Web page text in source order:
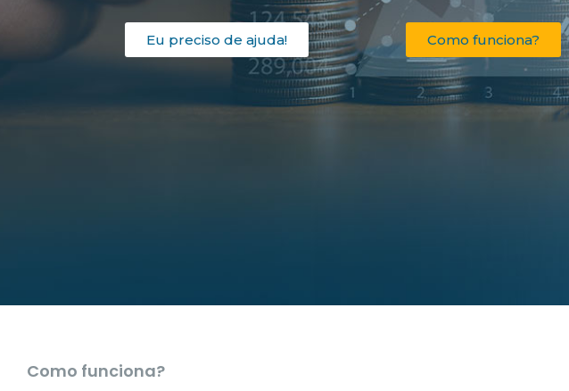
Eu preciso de ajuda! Como funciona?
Como funciona?